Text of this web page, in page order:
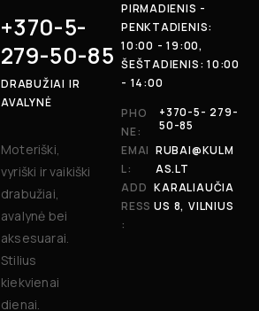
+370-5-
279-50-85
DRABUŽIAI IR
AVALYNĖ
Moteriški,
vyriški ir vaikiški
drabužiai,
avalynė bei
aksesuarai.
Stilius
kiekvienai
dienai.
PIRMADIENIS -
PENKTADIENIS:
10:00 - 19:00,
ŠEŠTADIENIS: 10:00
- 14:00
PHO
NE:
+370-5- 279-
50-85
EMAI
L:
RUBAI@KULM
AS.LT
ADD
RESS
:
KARALIAUČIA
US 8, VILNIUS